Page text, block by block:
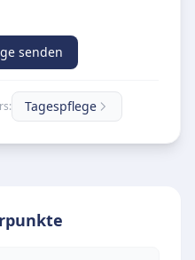
senden
Tagespflege